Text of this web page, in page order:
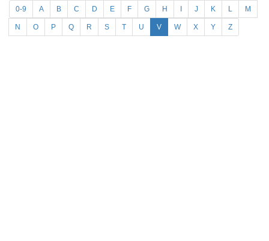
0-9 A B C D E F G H J K L M
N O P Q R S T U V W X Y Z